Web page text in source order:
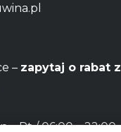
– zapytaj o rabat z
– Pt / 06:00 – 22:00